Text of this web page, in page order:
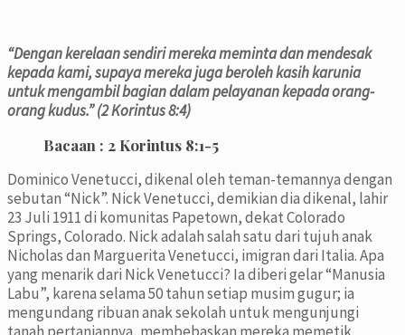
“Dengan kerelaan sendiri mereka meminta dan mendesak
kepada kami, supaya mereka juga beroleh kasih karunia
untuk mengambil bagian dalam pelayanan kepada orang-
orang kudus.” (2Korintus 8:4)
Bacaan : 2 Korintus 8:1-5
Dominico Venetucci, dikenal oleh teman-temannya dengan
sebutan “Nick”. Nick Venetucci, demikian dia dikenal, lahir
23 Juli 1911 di komunitas Papetown, dekat Colorado
Springs, Colorado. Nick adalah salah satu dari tujuh anak
Nicholas dan Marguerita Venetucci, imigran dari Italia. Apa
yang menarik dari Nick Venetucci? Ia diberi gelar “Manusia
Labu”, karena selama 50 tahun setiap musim gugur; ia
mengundang ribuan anak sekolah untuk mengunjungi